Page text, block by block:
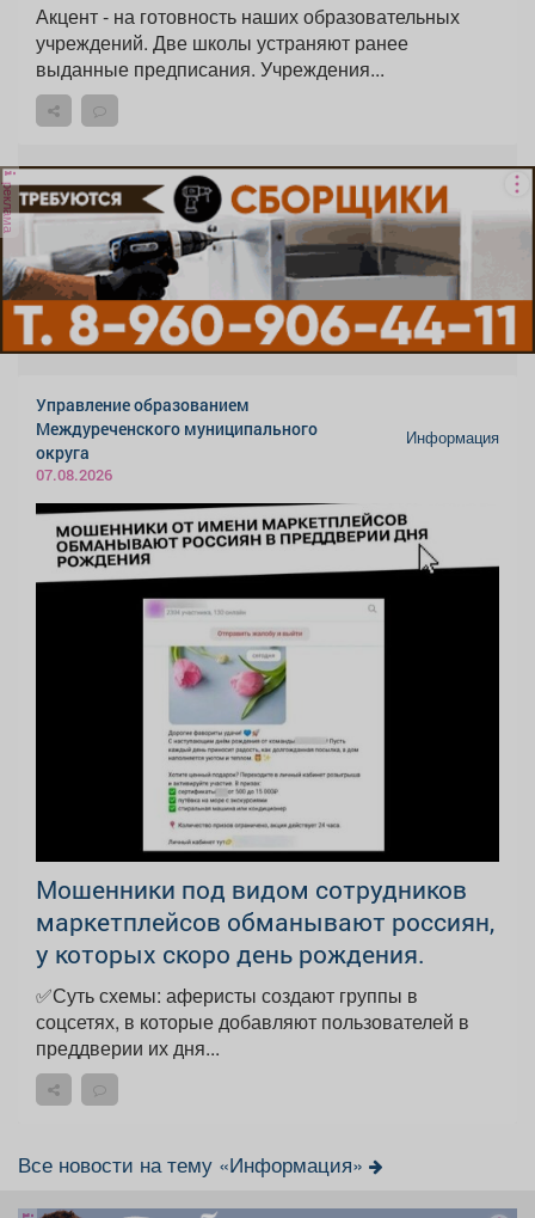
Акцент - на готовность наших образовательных
учреждений. Две школы устраняют ранее
выданные предписания. Учреждения...
реклама
Управление образованием
Междуреченского муниципального
округа
07.08.2026
Информация
Мошенники под видом сотрудников
маркетплейсов обманывают россиян,
у которых скоро день рождения.
✅Суть схемы: аферисты создают группы в
соцсетях, в которые добавляют пользователей в
преддверии их дня...
Все новости на тему «Информация»